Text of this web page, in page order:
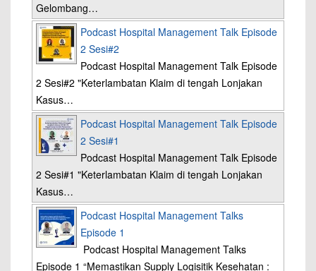
Gelombang…
Podcast Hospital Management Talk Episode
2 Sesi#2
Podcast Hospital Management Talk Episode
2 Sesi#2 "Keterlambatan Klaim di tengah Lonjakan
Kasus…
Podcast Hospital Management Talk Episode
2 Sesi#1
Podcast Hospital Management Talk Episode
2 Sesi#1 "Keterlambatan Klaim di tengah Lonjakan
Kasus…
Podcast Hospital Management Talks
Episode 1
Podcast Hospital Management Talks
Episode 1 “Memastikan Supply Logisitik Kesehatan :